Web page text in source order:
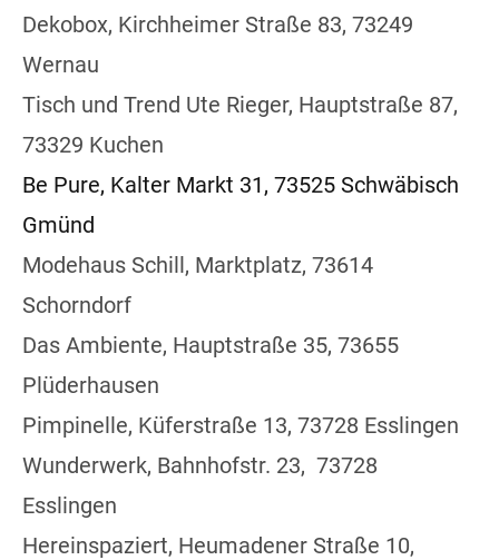
Dekobox, Kirchheimer Straße 83, 73249
Wernau
Tisch und Trend Ute Rieger, Hauptstraße 87,
73329 Kuchen
Be Pure, Kalter Markt 31, 73525 Schwäbisch
Gmünd
Modehaus Schill, Marktplatz, 73614
Schorndorf
Das Ambiente, Hauptstraße 35, 73655
Plüderhausen
Pimpinelle, Küferstraße 13, 73728 Esslingen
Wunderwerk, Bahnhofstr. 23, 73728
Esslingen
Hereinspaziert, Heumadener Straße 10,